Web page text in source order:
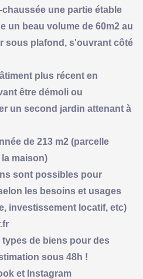
une partie étable
un beau volume de 60m2 au
sous plafond, s'ouvrant côté
plus récent en
être démoli ou
un second jardin attenant à
de 213 m2 (parcelle
maison)
sont possibles pour
les besoins et usages
investissement locatif, etc)
de biens pour des
sous 48h !
et Instagram